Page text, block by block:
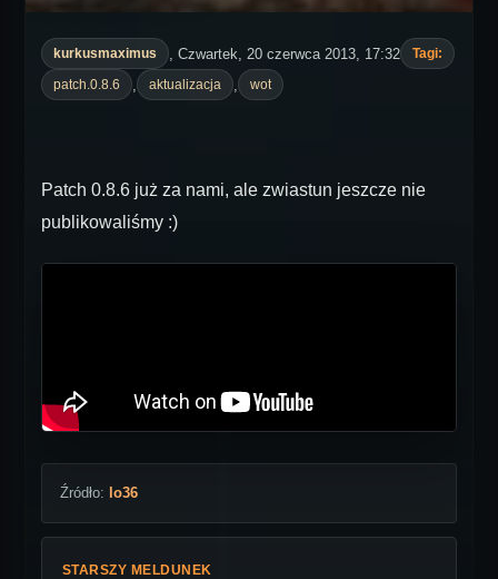
kurkusmaximus , Czwartek, 20 czerwca 2013, 17:32
Tagi:
patch.0.8.6
aktualizacja wot
Patch 0.8.6 już za nami, ale zwiastun jeszcze nie
publikowaliśmy :)
Źródło: lo36
STARSZY MELDUNEK